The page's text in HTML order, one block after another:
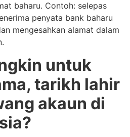
baharu. Contoh: selepas
penyata bank baharu
mengesahkan alamat dalam
untuk
tarikh lahir
akaun di